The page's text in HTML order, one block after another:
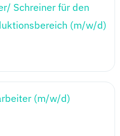
Schreiner für den
(m/w/d)
(m/w/d)